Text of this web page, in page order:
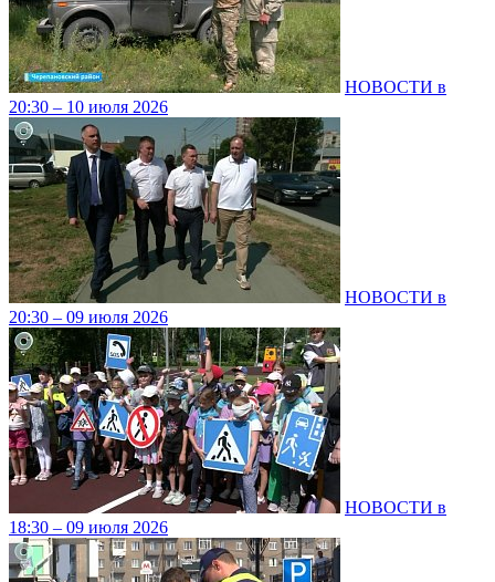
НОВОСТИ в
20:30 – 10 июля 2026
НОВОСТИ в
20:30 – 09 июля 2026
НОВОСТИ в
18:30 – 09 июля 2026